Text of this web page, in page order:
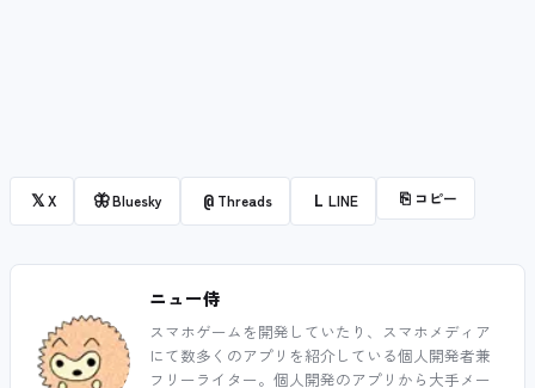
𝕏X 🦋Bluesky @ Threads L LINE ⎘ コピー
ニュー侍
スマホゲームを開発していたり、スマホメディア
にて数多くのアプリを紹介している個人開発者兼
フリーライター。個人開発のアプリから大手メー